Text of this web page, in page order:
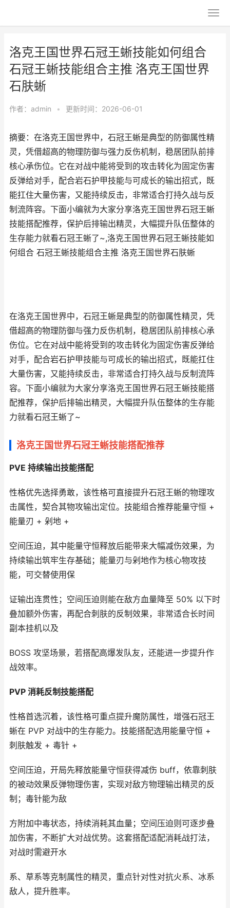
洛克王国世界石冠王蜥技能如何组合
石冠王蜥技能组合主推 洛克王国世界
石肤蜥
作者： admin • 更新时间：2026-06-01
摘要：在洛克王国世界中，石冠王蜥是典型的防御属性精
灵，凭借超高的物理防御与强力反伤机制，稳居团队前排
核心承伤位。它在对战中能将受到的攻击转化为固定伤害
反弹给对手，配合岩石护甲技能与可成长的输出招式，既
能扛住大量伤害，又能持续反击，非常适合打持久战与反
制流阵容。下面小编就为大家分享洛克王国世界石冠王蜥
技能搭配推荐，保护后排输出精灵，大幅提升队伍整体的
生存能力就看石冠王蜥了~,洛克王国世界石冠王蜥技能如
何组合 石冠王蜥技能组合主推 洛克王国世界石肤蜥
在洛克王国世界中，石冠王蜥是典型的防御属性精灵，凭
借超高的物理防御与强力反伤机制，稳居团队前排核心承
伤位。它在对战中能将受到的攻击转化为固定伤害反弹给
对手，配合岩石护甲技能与可成长的输出招式，既能扛住
大量伤害，又能持续反击，非常适合打持久战与反制流阵
容。下面小编就为大家分享洛克王国世界石冠王蜥技能搭
配推荐，保护后排输出精灵，大幅提升队伍整体的生存能
力就看石冠王蜥了~
洛克王国世界石冠王蜥技能搭配推荐
PVE 持续输出技能搭配
性格优先选择勇敢，该性格可直接提升石冠王蜥的物理攻
击属性，契合其物攻输出定位。技能组合推荐能量守恒 +
能量刃 + 剁地 +
空间压迫，其中能量守恒释放后能带来大幅减伤效果，为
持续输出筑牢生存基础；能量刃与剁地作为核心物攻技
能，可交替使用保
证输出连贯性；空间压迫则能在敌方血量降至 50% 以下时
叠加额外伤害，再配合刺肤的反制效果，非常适合长时间
副本挂机以及
BOSS 攻坚场景，若搭配高爆发队友，还能进一步提升作
战效率。
PVP 消耗反制技能搭配
性格首选沉着，该性格可重点提升魔防属性，增强石冠王
蜥在 PVP 对战中的生存能力。技能搭配选用能量守恒 +
刺肤触发 + 毒针 +
空间压迫，开局先释放能量守恒获得减伤 buff，依靠刺肤
的被动效果反弹物理伤害，实现对敌方物理输出精灵的反
制；毒针能为敌
方附加中毒状态，持续消耗其血量；空间压迫则可逐步叠
加伤害，不断扩大对战优势。这套搭配适配消耗战打法，
对战时需避开水
系、草系等克制属性的精灵，重点针对性对抗火系、冰系
敌人，提升胜率。